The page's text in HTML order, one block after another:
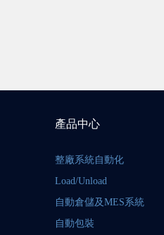
產品中心
整廠系統自動化
Load/Unload
自動倉儲及MES系統
自動包裝